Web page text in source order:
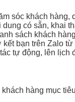
sóc khách hàng,
có sẵn, khai
sách khách
bạn trên Zalo từ
tự động, lên lịch
hàng mục